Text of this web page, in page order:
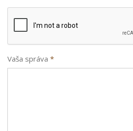
Vaša správa *